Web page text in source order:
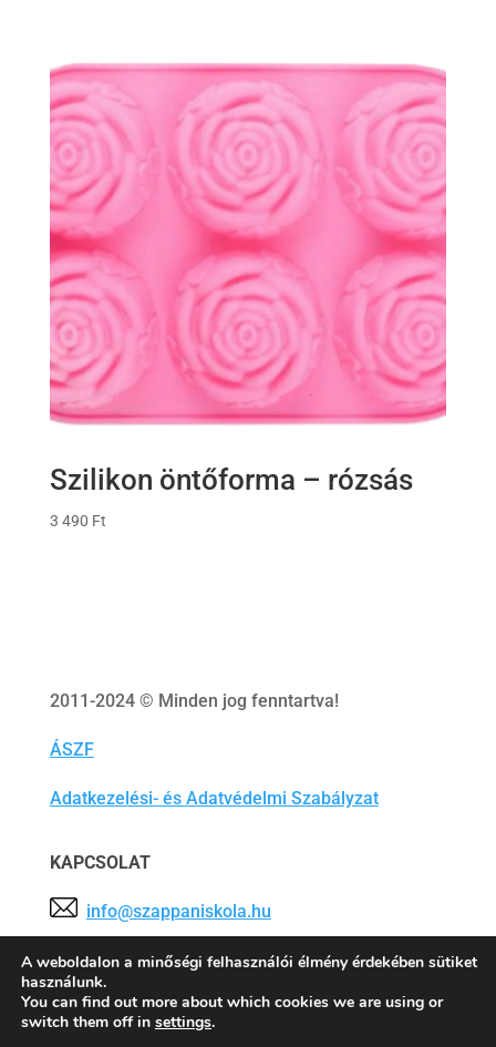
Szilikon öntőforma – rózsás
3 490 Ft
2011-2024 © Minden jog fenntartva!
ÁSZF
Adatkezelési- és Adatvédelmi Szabályzat
KAPCSOLAT
info@szappaniskola.hu
Tárhelyszolgáltató: Tárhely.Eu Szolgáltató Kft.
A weboldalon a minőségi felhasználói élmény érdekében sütiket
használunk.
You can find out more about which cookies we are using or
switch them off in settings.